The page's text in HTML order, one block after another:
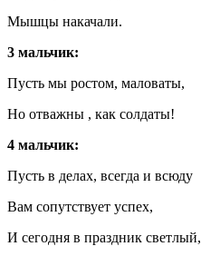
Мышцы накачали.
3 мальчик:
Пусть мы ростом, маловаты,
Но отважны , как солдаты!
4 мальчик:
Пусть в делах, всегда и всюду
Вам сопутствует успех,
И сегодня в праздник светлый,